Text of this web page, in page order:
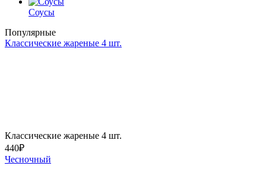
Соусы
Популярные
Классические жареные 4 шт.
Классические жареные 4 шт.
440₽
Чесночный